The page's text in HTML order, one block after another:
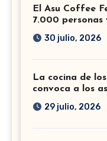
El Asu Coffee
7.000 personas
30 julio, 2026
La cocina de
convoca a los
29 julio, 2026